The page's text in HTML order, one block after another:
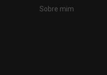
Sobre mim